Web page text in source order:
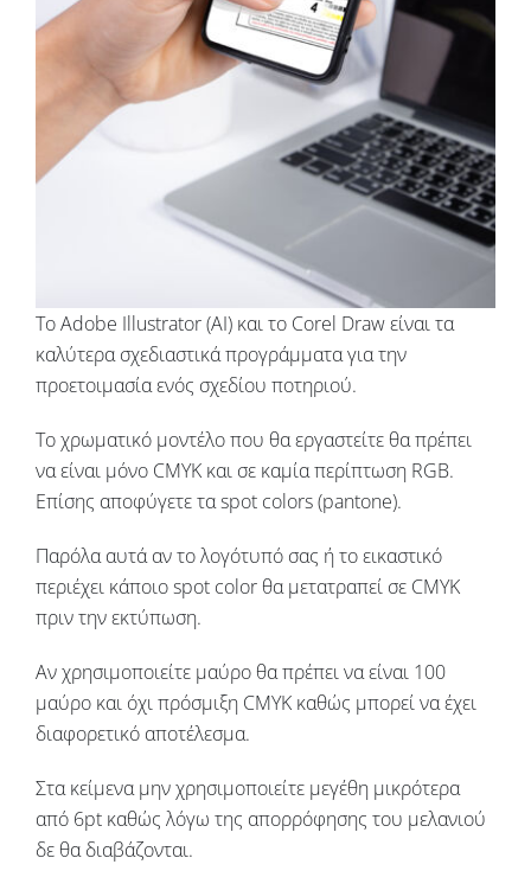
Το Adobe Illustrator (AI) και το Corel Draw είναι τα
καλύτερα σχεδιαστικά προγράμματα για την
προετοιμασία ενός σχεδίου ποτηριού.
Το χρωματικό μοντέλο που θα εργαστείτε θα πρέπει
να είναι μόνο CMYK και σε καμία περίπτωση RGB.
Επίσης αποφύγετε τα spot colors (pantone).
Παρόλα αυτά αν το λογότυπό σας ή το εικαστικό
περιέχει κάποιο spot color θα μετατραπεί σε CMYK
πριν την εκτύπωση.
Αν χρησιμοποιείτε μαύρο θα πρέπει να είναι 100
μαύρο και όχι πρόσμιξη CMYK καθώς μπορεί να έχει
διαφορετικό αποτέλεσμα.
Στα κείμενα μην χρησιμοποιείτε μεγέθη μικρότερα
από 6pt καθώς λόγω της απορρόφησης του μελανιού
δε θα διαβάζονται.